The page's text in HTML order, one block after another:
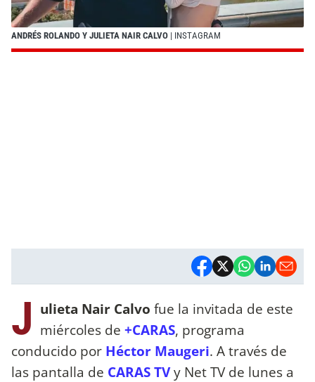
ANDRÉS ROLANDO Y JULIETA NAIR CALVO | INSTAGRAM
J ulieta Nair Calvo fue la invitada de este
miércoles de +CARAS, programa
conducido por Héctor Maugeri. A través de
las pantalla de CARAS TVy Net TV de lunes a